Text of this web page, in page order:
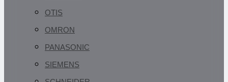
OTIS
OMRON
PANASONIC
SIEMENS